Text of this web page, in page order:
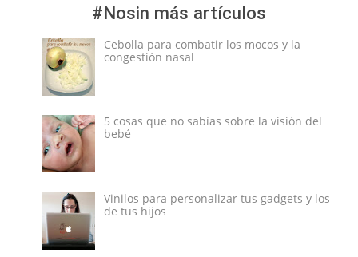
#Nosin más artículos
Cebolla para combatir los mocos y la
congestión nasal
5 cosas que no sabías sobre la visión del
bebé
Vinilos para personalizar tus gadgets y los
de tus hijos